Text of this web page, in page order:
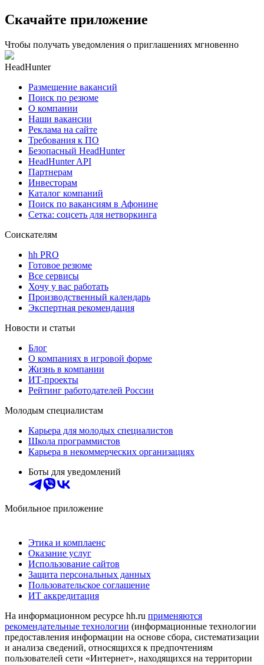
Скачайте приложение
Чтобы получать уведомления о приглашениях мгновенно
HeadHunter
Размещение вакансий
Поиск по резюме
О компании
Наши вакансии
Реклама на сайте
Требования к ПО
Безопасный HeadHunter
HeadHunter API
Партнерам
Инвесторам
Каталог компаний
Поиск по вакансиям в Афонине
Сетка: соцсеть для нетворкинга
Соискателям
hh PRO
Готовое резюме
Все сервисы
Хочу у вас работать
Производственный календарь
Экспертная рекомендация
Новости и статьи
Блог
О компаниях в игровой форме
Жизнь в компании
ИТ-проекты
Рейтинг работодателей России
Молодым специалистам
Карьера для молодых специалистов
Школа программистов
Карьера в некоммерческих организациях
Боты для уведомлений
Мобильное приложение
Этика и комплаенс
Оказание услуг
Использование сайтов
Защита персональных данных
Пользовательское соглашение
ИТ аккредитация
На информационном ресурсе hh.ru применяются
рекомендательные технологии (информационные технологии
предоставления информации на основе сбора, систематизации
и анализа сведений, относящихся к предпочтениям
пользователей сети «Интернет», находящихся на территории